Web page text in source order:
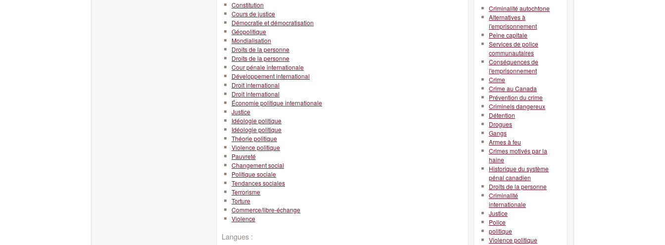
Constitution
Cours de justice
Démocratie et démocratisation
Géopolitique
Mondialisation
Droits de la personne
Droits de la personne
Cour pénale internationale
Développement international
Droit international
Droit international
Économie politique internationale
Justice
Idéologie politique
Idéologie politique
Théorie politique
Violence politique
Pauvreté
Changement social
Politique sociale
Tendances sociales
Terrorisme
Torture
Commerce/libre-échange
Violence
Langues :
Criminalité autochtone
Alternatives à
l'emprisonnement
Peine capitale
Services de police
communautaires
Conséquences de
l'emprisonnement
Crime
Crime au Canada
Prévention du crime
Criminels dangereux
Détention
Drogues
Gangs
Armes à feu
Crimes motivés par la
haine
Historique du système
pénal canadien
Droits de la personne
Criminalité
internationale
Justice
Police
politique
Violence politique